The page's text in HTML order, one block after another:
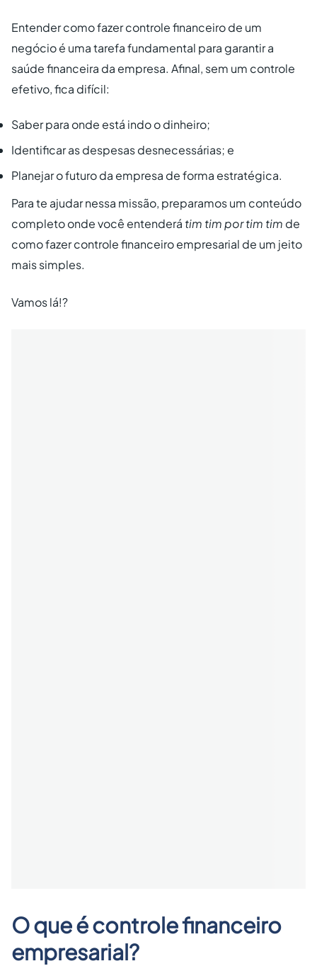
Entender como fazer controle financeiro de um
negócio é uma tarefa fundamental para garantir a
saúde financeira da empresa. Afinal, sem um controle
efetivo, fica difícil:
Saber para onde está indo o dinheiro;
Identificar as despesas desnecessárias; e
Planejar o futuro da empresa de forma estratégica.
Para te ajudar nessa missão, preparamos um conteúdo
completo onde você entenderá tim tim por tim tim de
como fazer controle financeiro empresarial de um jeito
mais simples.
Vamos lá!?
O que é controle financeiro
empresarial?